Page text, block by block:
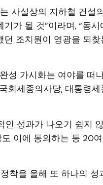
사실상의 지하철 건설
가 될 것”이라며, “동시
조치원이 영광을 되
성 가시화는 여야를 떠
회세종의사당, 대통령
성과가 나오기 쉽지
이에 동의하는 등 20
착을 올해 또 하나의 성